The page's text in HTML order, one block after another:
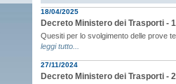
18/04/2025
Decreto Ministero dei Trasporti -
Quesiti per lo svolgimento delle prove
leggi tutto...
27/11/2024
Decreto Ministero dei Trasporti -